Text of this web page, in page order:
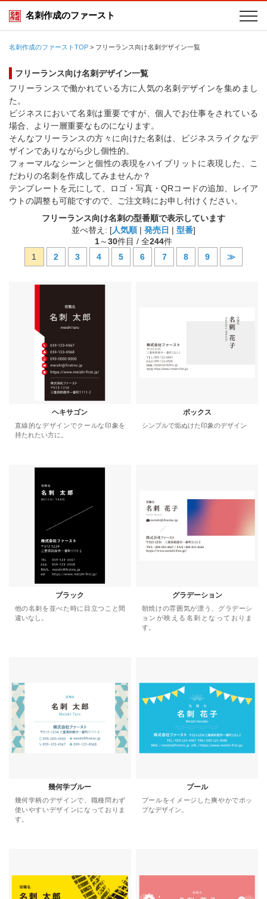
名刺作成のファースト
名刺作成のファーストTOP > フリーランス向け名刺デザイン一覧
フリーランス向け名刺デザイン一覧
フリーランスで働かれている方に人気の名刺デザインを集めまし
た。
ビジネスにおいて名刺は重要ですが、個人でお仕事をされている
場合、より一層重要なものになります。
そんなフリーランスの方々に向けた名刺は、ビジネスライクなデ
ザインでありながら少し個性的。
フォーマルなシーンと個性の表現をハイブリットに表現した、こ
だわりの名刺を作成してみませんか？
テンプレートを元にして、ロゴ・写真・QRコードの追加、レイア
ウトの調整も可能ですので、ご注文時にお申し付けください。
フリーランス向け名刺の型番順で表示しています
並べ替え: [人気順| 発売日 | 型番]
1～30件目 / 全244件
1
2 3 4 5 6 7 8 9 ≫
ヘキサゴン
直線的なデザインでクールな印象を
持たれたい方に。
ボックス
シンプルで垢ぬけた印象のデザイン
ブラック
他の名刺を並べた時に目立つこと間
違いなし。
グラデーション
朝焼けの雰囲気が漂う、グラデーシ
ョンが映える名刺となっておりま
す。
幾何学ブルー
幾何学柄のデザインで、職種問わず
使いやすいデザインになっておりま
す。
プール
プールをイメージした爽やかでポッ
プなデザイン。